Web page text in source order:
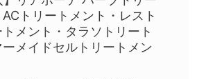
ACトリートメント・レスト
メント・タラソトリート
メイドセルトリートメン